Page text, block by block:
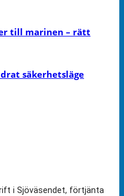
till marinen – rätt
säkerhetsläge
i Sjöväsendet, förtjänta